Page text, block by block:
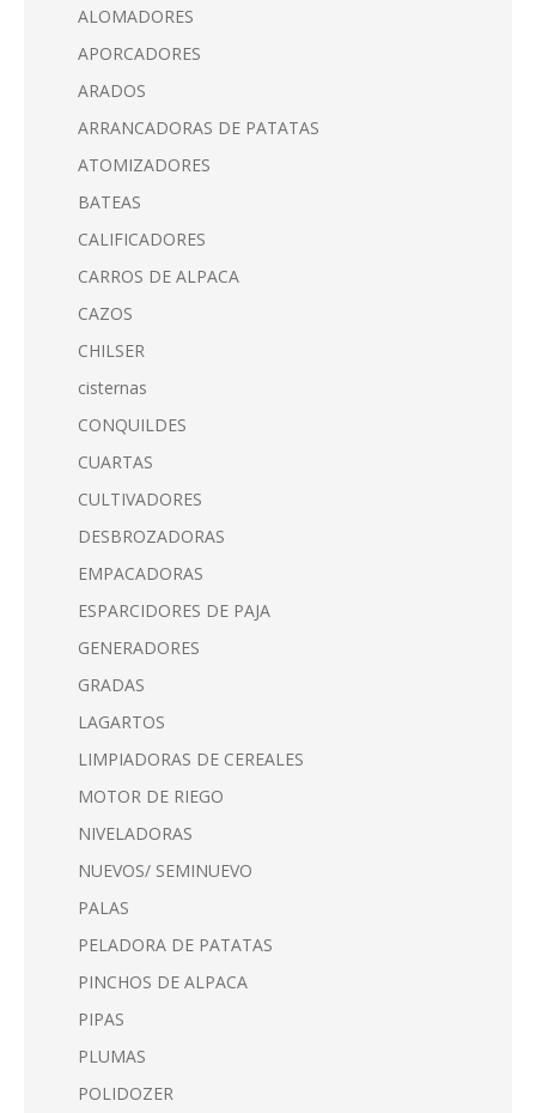
ALOMADORES
APORCADORES
ARADOS
ARRANCADORAS DE PATATAS
ATOMIZADORES
BATEAS
CALIFICADORES
CARROS DE ALPACA
CAZOS
CHILSER
cisternas
CONQUILDES
CUARTAS
CULTIVADORES
DESBROZADORAS
EMPACADORAS
ESPARCIDORES DE PAJA
GENERADORES
GRADAS
LAGARTOS
LIMPIADORAS DE CEREALES
MOTOR DE RIEGO
NIVELADORAS
NUEVOS/ SEMINUEVO
PALAS
PELADORA DE PATATAS
PINCHOS DE ALPACA
PIPAS
PLUMAS
POLIDOZER